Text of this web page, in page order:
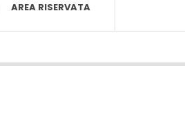
AREA RISERVATA